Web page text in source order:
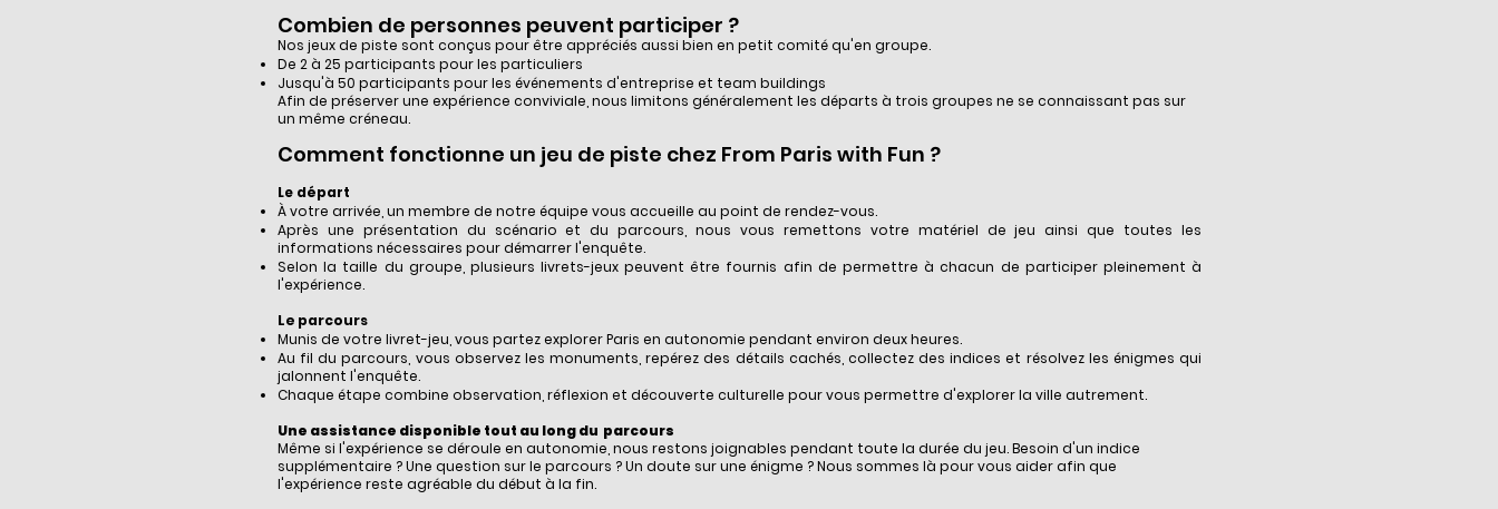
Combien de personnes peuvent participer ?
Nos jeux de piste sont conçus pour être appréciés aussi bien en petit comité qu'en groupe.
De 2 à 25 participants pour les particuliers
Jusqu'à 50 participants pour les événements d'entreprise et team buildings
Afin de préserver une expérience conviviale, nous limitons généralement les départs à trois groupes ne se connaissant pas sur
un même créneau.
Comment fonctionne un jeu de piste chez From Paris with Fun ?
Le départ
À votre arrivée, un membre de notre équipe vous accueille au point de rendez-vous.
Après une présentation du scénario et du parcours, nous vous remettons votre matériel de jeu ainsi que toutes les
informations nécessaires pour démarrer l'enquête.
Selon la taille du groupe, plusieurs livrets-jeux peuvent être fournis afin de permettre à chacun de participer pleinement à
l'expérience.
Le parcours
Munis de votre livret-jeu, vous partez explorer Paris en autonomie pendant environ deux heures.
Au fil du parcours, vous observez les monuments, repérez des détails cachés, collectez des indices et résolvez les énigmes qui
jalonnent l'enquête.
Chaque étape combine observation, réflexion et découverte culturelle pour vous permettre d'explorer la ville autrement.
Une assistance disponible tout au long du parcours
Même si l'expérience se déroule en autonomie, nous restons joignables pendant toute la durée du jeu. Besoin d'un indice
supplémentaire ? Une question sur le parcours ? Un doute sur une énigme ? Nous sommes là pour vous aider afin que
l'expérience reste agréable du début à la fin.